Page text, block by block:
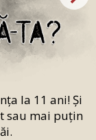
la 11 ani! Și
sau mai puțin